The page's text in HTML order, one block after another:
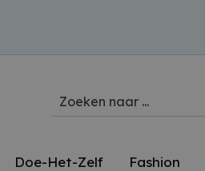
Doe-Het-Zelf Fashion